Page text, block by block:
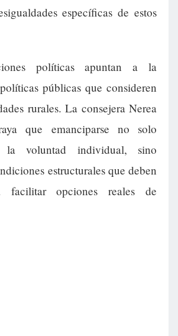
específicas de estos
políticas apuntan a la
públicas que consideren
rurales. La consejera Nerea
que emanciparse no solo
la voluntad individual, sino
estructurales que deben
facilitar opciones reales de